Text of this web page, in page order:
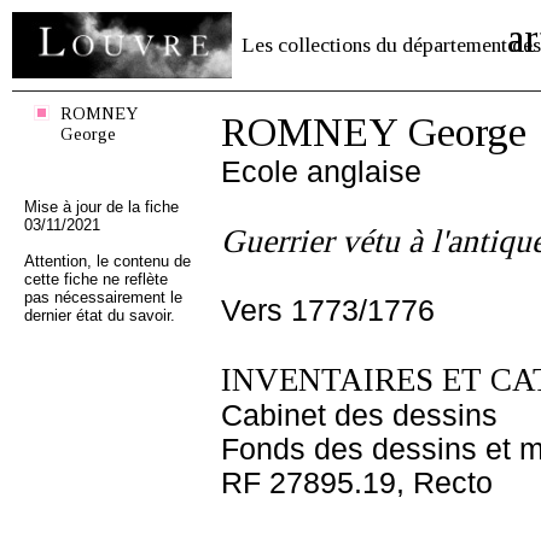
Les collections du département des
ROMNEY
George
Mise à jour de la fiche
03/11/2021
Attention, le contenu de
cette fiche ne reflète
pas nécessairement le
dernier état du savoir.
ROMNEY George
Ecole anglaise
Guerrier vétu à
Vers 1773/1776
INVENTAIRES ET
Cabinet des dessins
Fonds des dessins et
RF 27895.19, Recto